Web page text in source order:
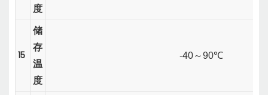
度
15
储
存
温
度
-40～90℃